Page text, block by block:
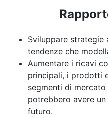
Sviluppare strategie
tendenze che
Aumentare i ricavi
principali, i prodotti
segmenti di
potrebbero avere
futuro.